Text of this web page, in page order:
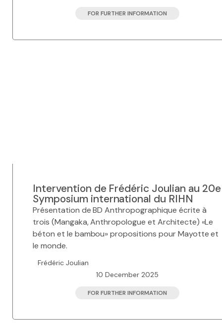
FOR FURTHER INFORMATION
Intervention de Frédéric Joulian au 20e
Symposium international du RIHN
Présentation de BD Anthropographique écrite à
trois (Mangaka, Anthropologue et Architecte) «Le
béton et le bambou» propositions pour Mayotte et
le monde.
Frédéric Joulian
10 December 2025
FOR FURTHER INFORMATION